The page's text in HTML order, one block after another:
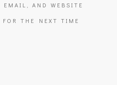
AND WEBSITE
THE NEXT TIME